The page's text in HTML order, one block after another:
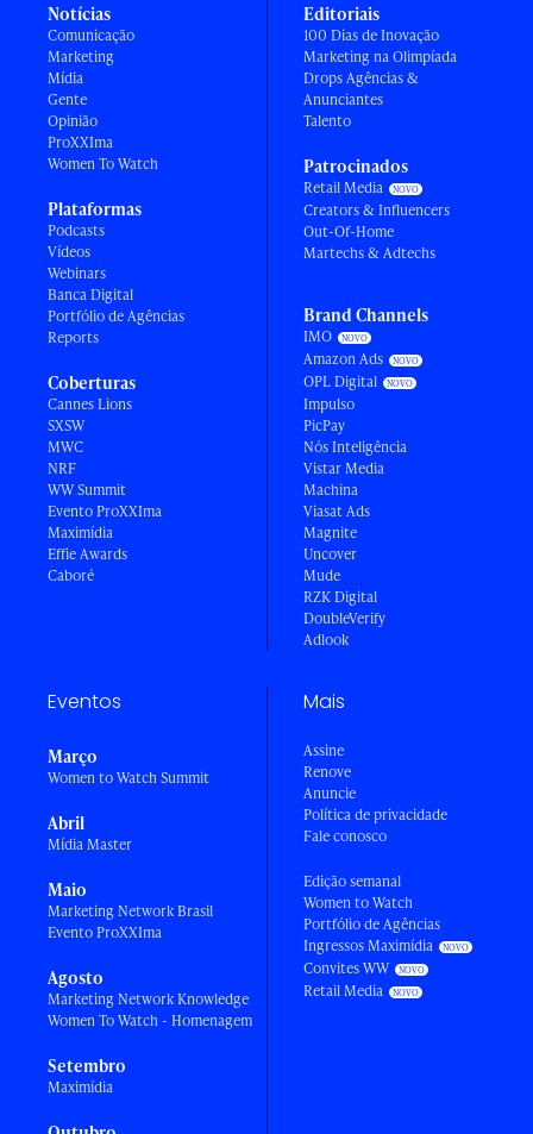
Notícias
Comunicação
Marketing
Mídia
Gente
Opinião
ProXXIma
Women To Watch
Plataformas
Podcasts
Vídeos
Webinars
Banca Digital
Portfólio de Agências
Reports
Coberturas
Cannes Lions
SXSW
MWC
NRF
WW Summit
Evento ProXXIma
Maximídia
Effie Awards
Caboré
Editoriais
100 Dias de Inovação
Marketing na Olimpíada
Drops Agências &
Anunciantes
Talento
Patrocinados
Retail Media
Creators & Influencers
Out-Of-Home
Martechs & Adtechs
Brand Channels
IMO
Amazon Ads
OPL Digital
Impulso
PicPay
Nós Inteligência
Vistar Media
Machina
Viasat Ads
Magnite
Uncover
Mude
RZK Digital
DoubleVerify
Adlook
Eventos
Março
Women to Watch Summit
Abril
Mídia Master
Maio
Marketing Network Brasil
Evento ProXXIma
Agosto
Marketing Network Knowledge
Women To Watch - Homenagem
Setembro
Maximídia
Mais
Assine
Renove
Anuncie
Política de privacidade
Fale conosco
Edição semanal
Women to Watch
Portfólio de Agências
Ingressos Maximídia
Convites WW
Retail Media